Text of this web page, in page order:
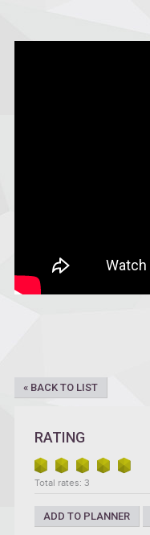
« BACK TO LIST
RATING
Total rates: 3
ADD TO PLANNER